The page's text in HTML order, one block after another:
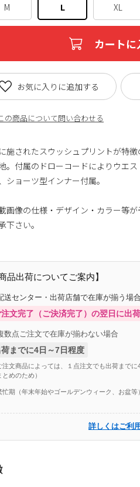
M L XL
カートに
の商品について問い合わせる
お気に入りに追加する
施されたスウッシュプリントが特
。付属のドローコードによりウエ
ショーツ型インナー付属。
画像の仕様・デザイン・カラー等
下さい。
商品出荷についてご案内】
送センター・出荷店舗で在庫が揃う場
注文完了（ご決済完了）の翌日に出荷
数点ご注文で在庫が揃わない場合
荷までに4日～7日程度
文商品によっては、１点注文でも出荷までに
とめのため）
期（年末年始やゴールデンウィーク、お盆
詳しくはご利